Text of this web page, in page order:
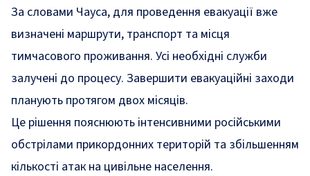
За словами Чауса, для проведення евакуації вже
визначені маршрути, транспорт та місця
тимчасового проживання. Усі необхідні служби
залучені до процесу. Завершити евакуаційні заходи
планують протягом двох місяців.
Це рішення пояснюють інтенсивними російськими
обстрілами прикордонних територій та збільшенням
кількості атак на цивільне населення.